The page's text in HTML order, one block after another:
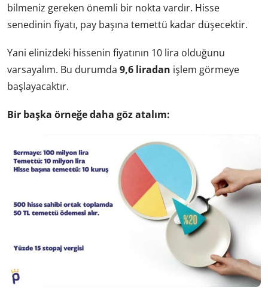
bilmeniz gereken önemli bir nokta vardır. Hisse
senedinin fiyatı, pay başına temettü kadar düşecektir.
Yani elinizdeki hissenin fiyatının 10 lira olduğunu
varsayalım. Bu durumda 9,6 liradan işlem görmeye
başlayacaktır.
Bir başka örneğe daha göz atalım: